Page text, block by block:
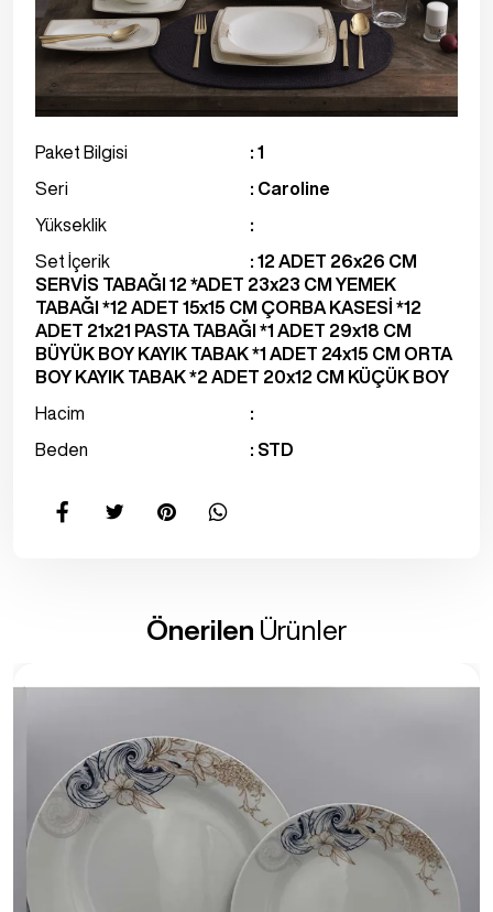
Paket Bilgisi : 1
Seri : Caroline
Yükseklik :
Set İçerik
: 12 ADET 26x26 CM
SERVİS TABAĞI 12 *ADET 23x23 CM YEMEK
TABAĞI *12 ADET 15x15 CM ÇORBA KASESİ *12
ADET 21x21 PASTA TABAĞI *1 ADET 29x18 CM
BÜYÜK BOY KAYIK TABAK *1 ADET 24x15 CM ORTA
BOY KAYIK TABAK *2 ADET 20x12 CM KÜÇÜK BOY
Hacim :
Beden : STD
Önerilen Ürünler